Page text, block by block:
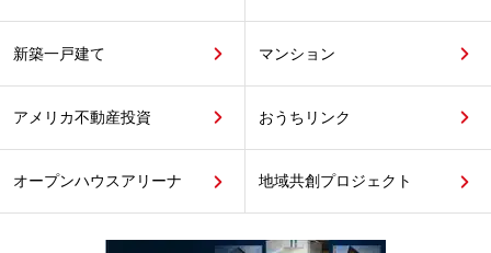
新築一戸建て マンション
アメリカ不動産投資 おうちリンク
オープンハウスアリーナ 地域共創プロジェクト